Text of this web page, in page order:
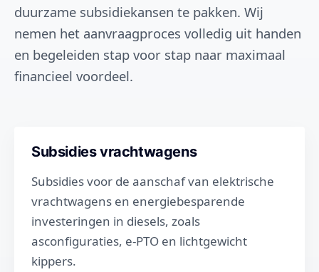
duurzame subsidiekansen te pakken. Wij
nemen het aanvraagproces volledig uit handen
en begeleiden stap voor stap naar maximaal
financieel voordeel.
Subsidies vrachtwagens
Subsidies voor de aanschaf van elektrische
vrachtwagens en energiebesparende
investeringen in diesels, zoals
asconfiguraties, e-PTO en lichtgewicht
kippers.